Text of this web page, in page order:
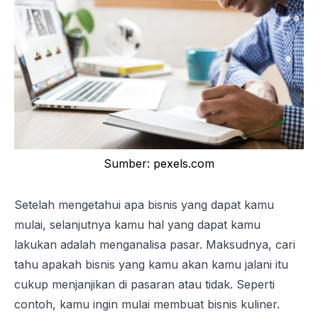
Sumber: pexels.com
Setelah mengetahui apa bisnis yang dapat kamu
mulai, selanjutnya kamu hal yang dapat kamu
lakukan adalah menganalisa pasar. Maksudnya, cari
tahu apakah bisnis yang kamu akan kamu jalani itu
cukup menjanjikan di pasaran atau tidak. Seperti
contoh, kamu ingin mulai membuat bisnis kuliner.